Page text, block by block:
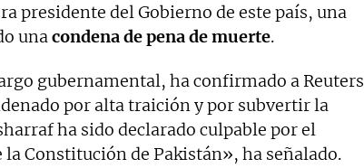
presidente del Gobierno de este país, una
unacondena de pena de muerte.
gubernamental, ha confirmado a Reuters
por alta traición y por subvertir la
ha sido declarado culpable por el
Constitución de Pakistán», ha señalado.